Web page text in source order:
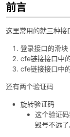
前言
这里常用的就三种接
登录接口的滑块
cfe链接接口中
cfe链接接口中
还有两个验证码
旋转验证码
这个验证
毁号不远了